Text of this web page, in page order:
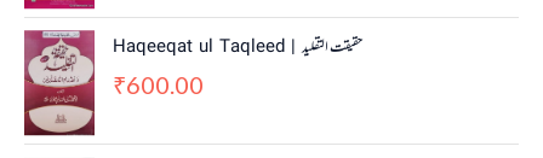
Haqeeqat ul Taqleed | حقیقت التقلید
₹600.00